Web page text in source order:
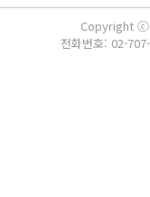
Copyright ⓒ
전화번호: 02-